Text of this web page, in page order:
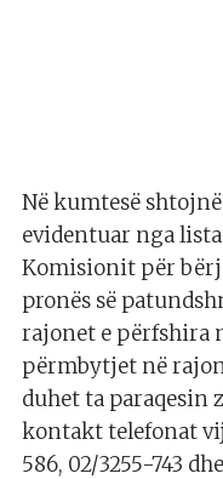
Në kumtesë
evidentuar nga
Komisionit për
pronës së
rajonet e përfshira
përmbytjet në
duhet ta paraqesin
kontakt telefonat
586, 02/3255-743